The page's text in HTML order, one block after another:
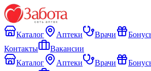
Каталог Аптеки Врачи
Контакты
Вакансии
Каталог
Аптеки Врачи